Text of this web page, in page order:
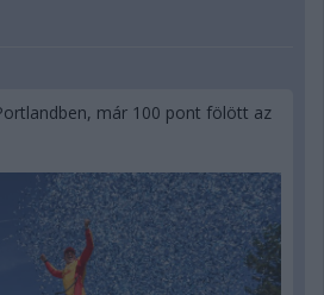
már 100 pont fölött az